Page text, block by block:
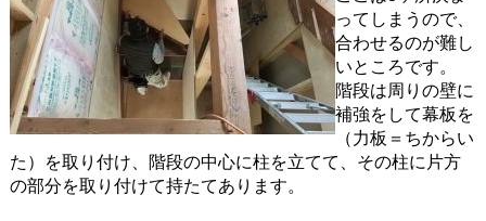
ってしまうので、
合わせるのが難し
いところです。
階段は周りの壁に
補強をして幕板を
（力板＝ちからい
た）を取り付け、階段の中心に柱を立てて、その柱に片方
の部分を取り付けて持たてあります。